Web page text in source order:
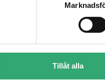
Tillåt alla